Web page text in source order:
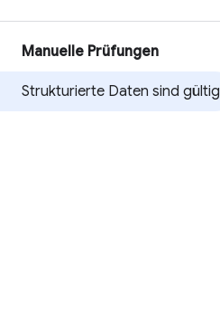
Manuelle Prüfungen
Strukturierte Daten sind gültig